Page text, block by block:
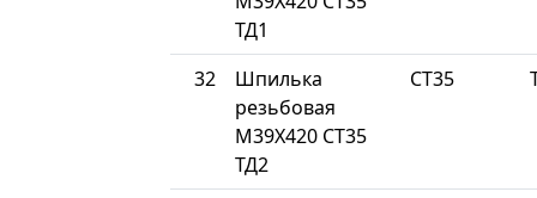
ТД1
32
Шпилька
резьбовая
М39Х420 СТ35
ТД2
СТ35